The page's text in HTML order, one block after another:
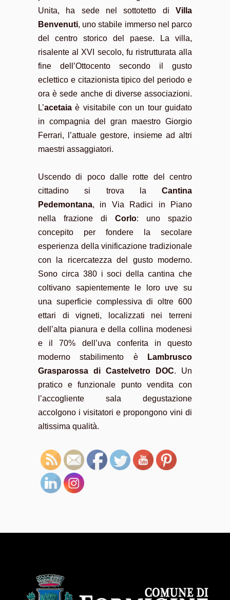
Unita, ha sede nel sottotetto di Villa
Benvenuti, uno stabile immerso nel parco
del centro storico del paese. La villa,
risalente al XVI secolo, fu ristrutturata alla
fine dell’Ottocento secondo il gusto
eclettico e citazionista tipico del periodo e
ora è sede anche di diverse associazioni.
L’acetaiaè visitabile con un tour guidato
in compagnia del gran maestro Giorgio
Ferrari, l’attuale gestore, insieme ad altri
maestri assaggiatori.
Uscendo di poco dalle rotte del centro
cittadino si trova la Cantina
Pedemontana, in Via Radici in Piano
nella frazione di Corlo: uno spazio
concepito per fondere la secolare
esperienza della vinificazione tradizionale
con la ricercatezza del gusto moderno.
Sono circa 380 i soci della cantina che
coltivano sapientemente le loro uve su
una superficie complessiva di oltre 600
ettari di vigneti, localizzati nei terreni
dell’alta pianura e della collina modenesi
e il 70% dell’uva conferita in questo
moderno stabilimento è
Lambrusco
Grasparossa di Castelvetro DOC. Un
pratico e funzionale punto vendita con
l’accogliente sala degustazione
accolgono i visitatori e propongono vini di
altissima qualità.